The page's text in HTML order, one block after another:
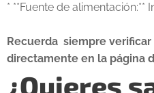
* **Fuente de alimentación:**
Recuerda siempre
directamente en la página
¿Quieres